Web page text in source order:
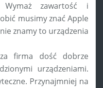
zawartość i
musimy znać Apple
znamy to urządzenia
firma dość dobrze
urządzeniami.
Przynajmniej na